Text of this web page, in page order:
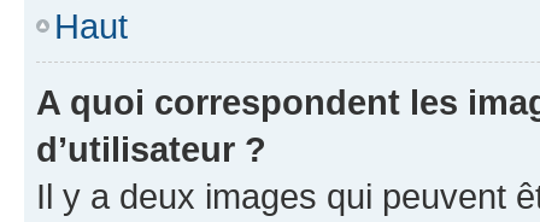
Haut
A quoi correspondent les
d’utilisateur ?
Il y a deux images qui peuvent